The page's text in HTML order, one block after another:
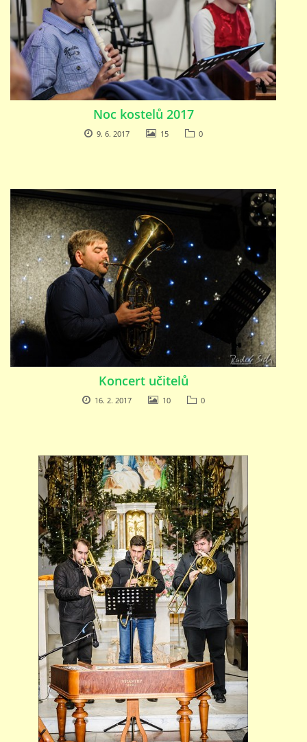
Noc kostelů 2017
9. 6. 2017 15 0
Koncert učitelů
16. 2. 2017 10 0